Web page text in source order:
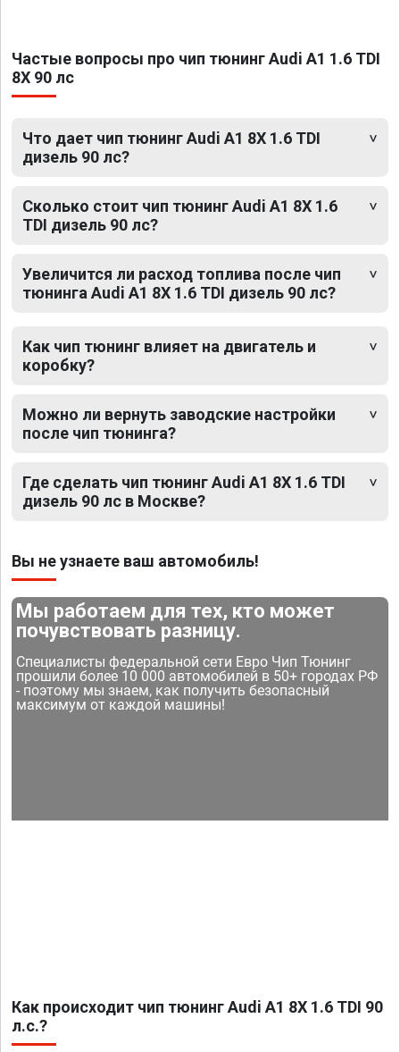
Частые вопросы про чип тюнинг Audi A1 1.6 TDI
8X 90 лс
Что дает чип тюнинг Audi A1 8X 1.6 TDI
дизель 90 лс?
Сколько стоит чип тюнинг Audi A1 8X 1.6
TDI дизель 90 лс?
Увеличится ли расход топлива после чип
тюнинга Audi A1 8X 1.6 TDI дизель 90 лс?
Как чип тюнинг влияет на двигатель и
коробку?
Можно ли вернуть заводские настройки
после чип тюнинга?
Где сделать чип тюнинг Audi A1 8X 1.6 TDI
дизель 90 лс в Москве?
Вы не узнаете ваш автомобиль!
Мы работаем для тех, кто может
почувствовать разницу.
Специалисты федеральной сети Евро Чип Тюнинг
прошили более 10 000 автомобилей в 50+ городах РФ
- поэтому мы знаем, как получить безопасный
максимум от каждой машины!
Как происходит чип тюнинг Audi A1 8X 1.6 TDI 90
л.с.?